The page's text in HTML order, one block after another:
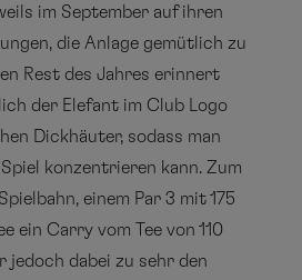
im September auf ihren
die Anlage gemütlich zu
Rest des Jahres erinnert
der Elefant im Club Logo
Dickhäuter, sodass man
konzentrieren kann. Zum
einem Par 3 mit 175
ein Carry vom Tee von 110
jedoch dabei zu sehr den